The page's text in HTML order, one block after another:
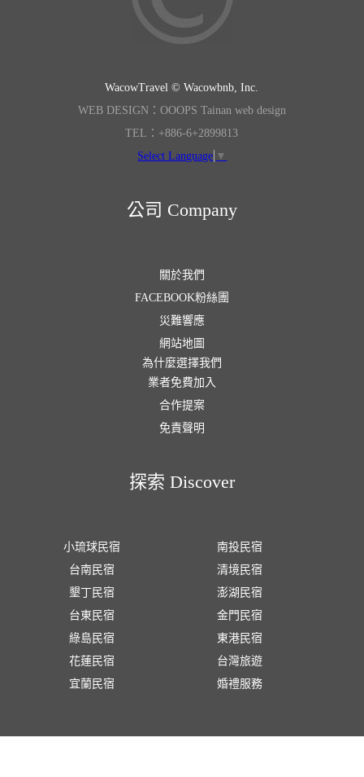
WacowTravel © Wacowbnb, Inc.
WEB DESIGN：OOOPS Tainan web design
TEL：+886-6+2899813
Select Language ▼
公司 Company
關於我們
FACEBOOK粉絲團
災難響應
網站地圖
為什麼選擇我們
業者免費加入
合作提案
免責聲明
探索 Discover
小琉球民宿
台南民宿
墾丁民宿
台東民宿
綠島民宿
花蓮民宿
宜蘭民宿
南投民宿
清境民宿
澎湖民宿
金門民宿
東港民宿
台灣旅遊
婚禮服務